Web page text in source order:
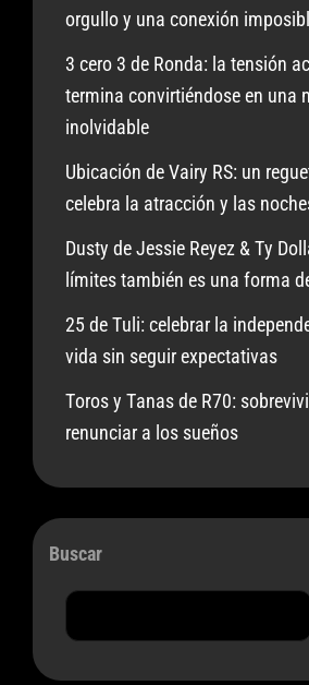
orgullo y una conexión
3 cero 3 de Ronda: la tensión
termina convirtiéndose en una
inolvidable
Ubicación de Vairy RS: un
celebra la atracción y las
Dusty de Jessie Reyez & Ty
límites también es una forma
25 de Tuli: celebrar la
vida sin seguir expectativas
Toros y Tanas de R70:
renunciar a los sueños
Buscar